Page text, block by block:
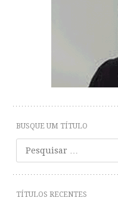
BUSQUE UM TÍTULO
Pesquisar
TÍTULOS RECENTES